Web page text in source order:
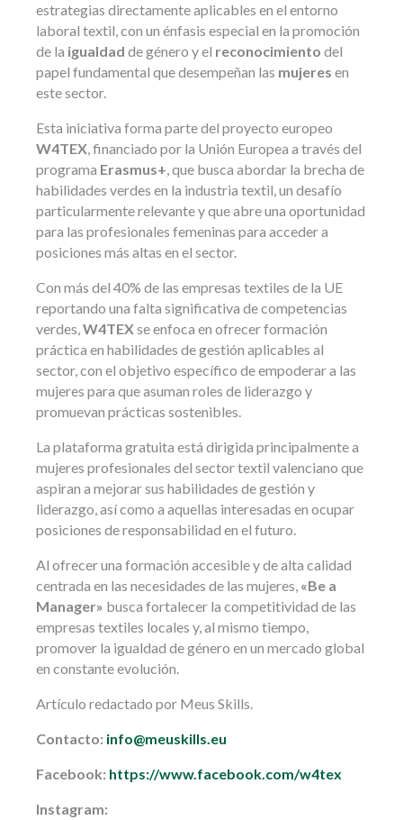
estrategias directamente aplicables en el entorno
laboral textil, con un énfasis especial en la promoción
de la igualdad de género y el reconocimiento del
papel fundamental que desempeñan las mujeres en
este sector.
Esta iniciativa forma parte del proyecto europeo
W4TEX, financiado por la Unión Europea a través del
programa Erasmus+, que busca abordar la brecha de
habilidades verdes en la industria textil, un desafío
particularmente relevante y que abre una oportunidad
para las profesionales femeninas para acceder a
posiciones más altas en el sector.
Con más del 40% de las empresas textiles de la UE
reportando una falta significativa de competencias
verdes,W4TEXse enfoca en ofrecer formación
práctica en habilidades de gestión aplicables al
sector, con el objetivo específico de empoderar a las
mujeres para que asuman roles de liderazgo y
promuevan prácticas sostenibles.
La plataforma gratuita está dirigida principalmente a
mujeres profesionales del sector textil valenciano que
aspiran a mejorar sus habilidades de gestión y
liderazgo, así como a aquellas interesadas en ocupar
posiciones de responsabilidad en el futuro.
Al ofrecer una formación accesible y de alta calidad
centrada en las necesidades de las mujeres, «Be a
Manager» busca fortalecer la competitividad de las
empresas textiles locales y, al mismo tiempo,
promover la igualdad de género en un mercado global
en constante evolución.
Artículo redactado por Meus Skills.
Contacto: info@meuskills.eu
Facebook: https://www.facebook.com/w4tex
Instagram: